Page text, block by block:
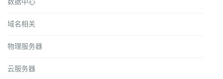
数据中心
域名相关
物理服务器
云服务器